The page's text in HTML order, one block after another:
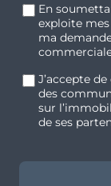
À
publics)
Centre-
ruelles
52.85 m²
Prix
400 000 €
En
exploite
ma
J’accepte
des
sur
de ses